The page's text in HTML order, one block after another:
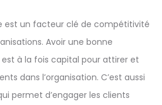
est un facteur clé de compétitivité
Avoir une bonne
est à la fois capital pour attirer et
dans l’organisation. C’est aussi
permet d’engager les clients